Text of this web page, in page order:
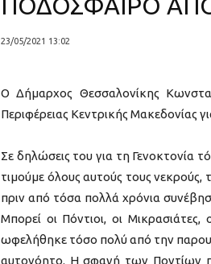
23/05/2021 13:02
Ο Δήμαρχος Θεσσαλονίκης
Περιφέρειας Κεντρικής Μακεδονίας
Σε δηλώσεις του για τη Γενοκτονία
τιμούμε όλους αυτούς τους νεκρούς,
πριν από τόσα πολλά χρόνια
Μπορεί οι Πόντιοι, οι
ωφελήθηκε τόσο πολύ από την
αυτονόητο. Η σφαγή των Ποντίων